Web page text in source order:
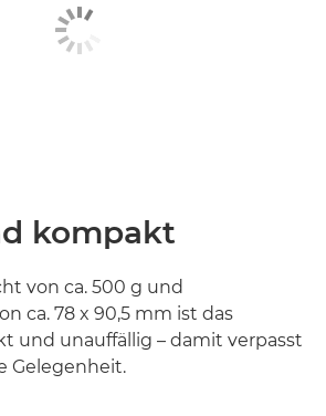
kompakt
von ca. 500 g und
ca. 78 x 90,5 mm ist das
und unauffällig – damit verpasst
Gelegenheit.